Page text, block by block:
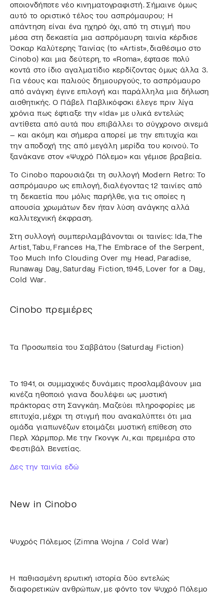
οποιονδήποτε νέο κινηματογραφιστή. Σήμαινε όμως
αυτό το οριστικό τέλος του ασπρόμαυρου; Η
απάντηση είναι ένα ηχηρό όχι, από τη στιγμή που
μέσα στη δεκαετία μια ασπρόμαυρη ταινία κέρδισε
Όσκαρ Καλύτερης Ταινίας (το «Artist», διαθέσιμο στο
Cinobo) και μια δεύτερη, το «Roma», έφτασε πολύ
κοντά στο ίδιο αγαλματίδιο κερδίζοντας όμως άλλα 3.
Για νέους και παλιούς δημιουργούς, το ασπρόμαυρο
από ανάγκη έγινε επιλογή και παράλληλα μια δήλωση
αισθητικής. Ο Πάβελ Παβλικόφσκι έλεγε πριν λίγα
χρόνια πως έφτιαξε την «Ida» με υλικά εντελώς
αντίθετα από αυτά που επιβάλλει το σύγχρονο σινεμά
– και ακόμη και σήμερα απορεί με την επιτυχία και
την αποδοχή της από μεγάλη μερίδα του κοινού. Το
ξανάκανε στον «Ψυχρό Πόλεμο» και γέμισε βραβεία.
Το Cinobo παρουσιάζει τη συλλογή Modern Retro: Το
ασπρόμαυρο ως επιλογή, διαλέγοντας 12 ταινίες από
τη δεκαετία που μόλις παρήλθε, για τις οποίες η
απουσία χρωμάτων δεν ήταν λύση ανάγκης αλλά
καλλιτεχνική έκφραση.
Στη συλλογή συμπεριλαμβάνονται οι ταινίες: Ida, The
Artist, Tabu, Frances Ha, The Embrace of the Serpent,
Τοο Much Info Clouding Over my Head, Paradise,
Runaway Day, Saturday Fiction, 1945, Lover for a Day,
Cold War.
Cinobo πρεμιέρες
Τα Προσωπεία του Σαββάτου (Saturday Fiction)
Το 1941, οι συμμαχικές δυνάμεις προσλαμβάνουν μια
κινέζα ηθοποιό γιανα δουλέψει ως μυστική
πράκτορας στη Σανγκάη. Μαζεύει πληροφορίες με
επιτυχία, μέχρι τη στιγμή που ανακαλύπτει ότι μια
ομάδα γιαπωνέζων ετοιμάζει μυστική επίθεση στο
Περλ Χάρμπορ. Με την Γκονγκ Λι, και πρεμιέρα στο
Φεστιβάλ Βενετίας.
Δες την ταινία εδώ
New in Cinobo
Ψυχρός Πόλεμος (Zimna Wojna / Cold War)
H παθιασμένη ερωτική ιστορία δύο εντελώς
διαφορετικών ανθρώπων, με φόντο τον Ψυχρό Πόλεμο